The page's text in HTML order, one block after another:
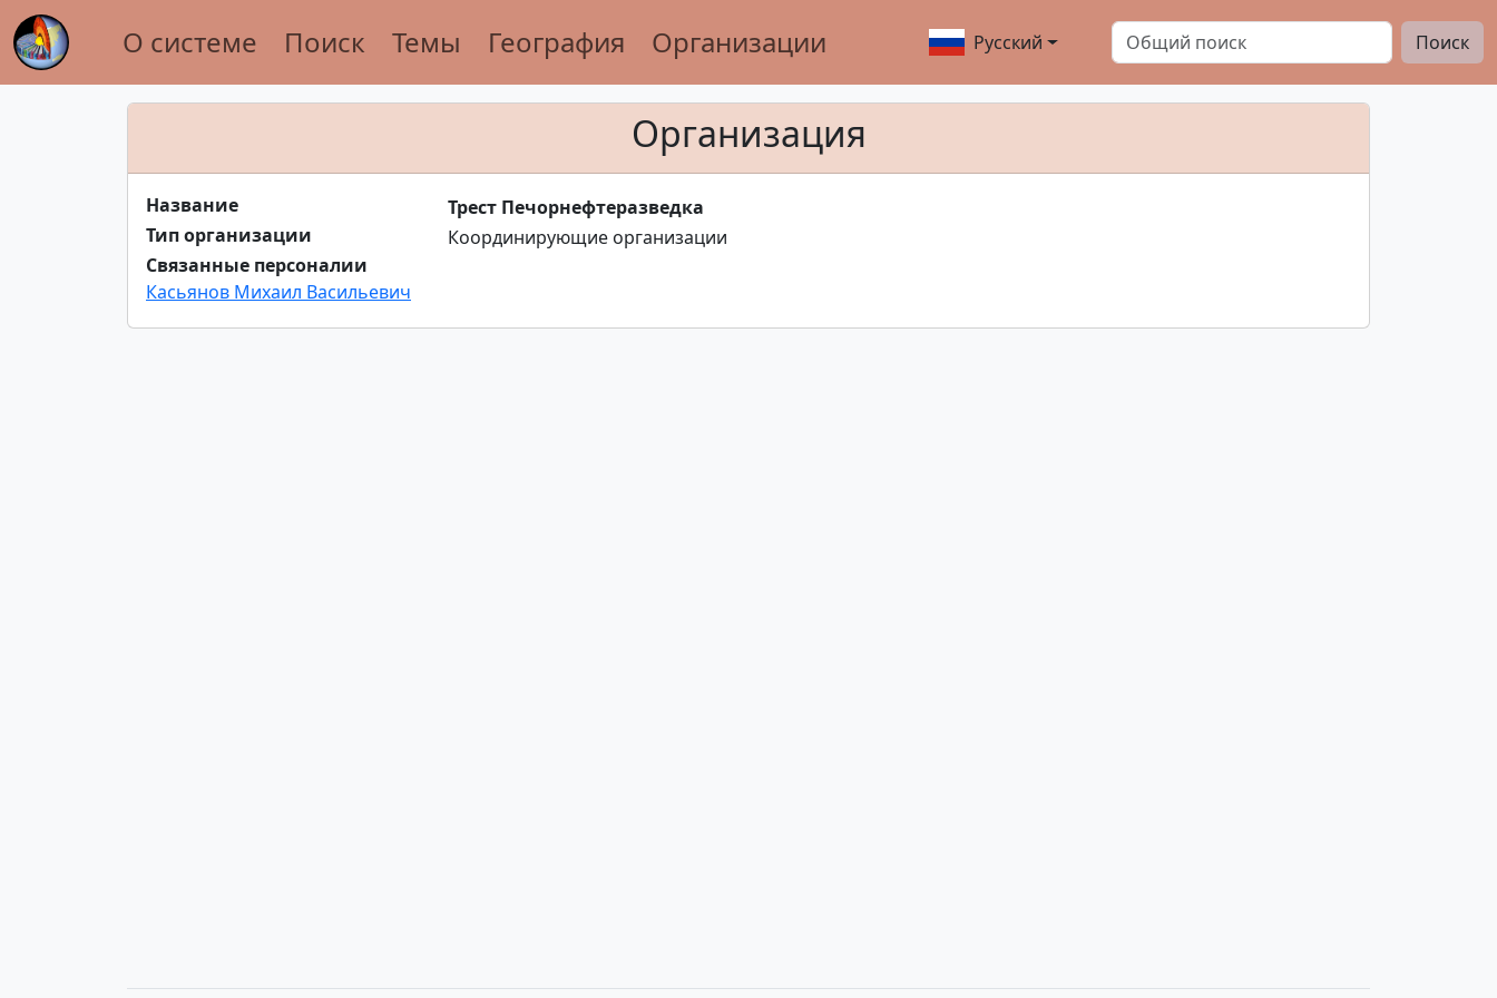
О системе Поиск Темы География Организации Русский Поиск
Организация
Название
Трест Печорнефтеразведка
Тип организации
Координирующие организации
Связанные персоналии
Касьянов Михаил Васильевич